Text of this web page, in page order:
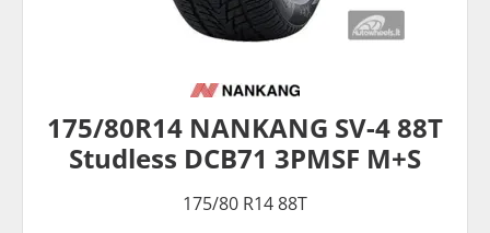
175/80R14 NANKANG SV-4 88T
Studless DCB71 3PMSF M+S
175/80 R14 88T